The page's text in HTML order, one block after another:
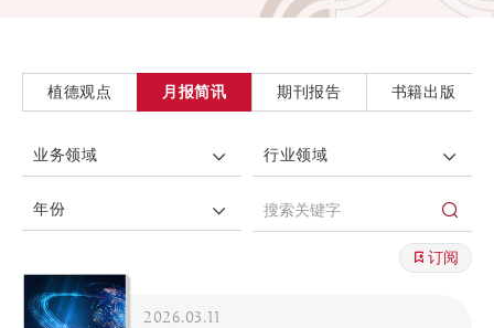
植德观点 月报简讯 期刊报告 书籍出版
业务领域 行业领域
年份
订阅
2026.03.11